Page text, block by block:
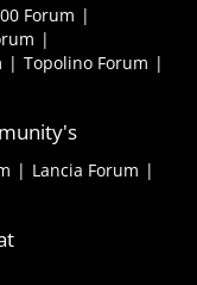
Forum
Topolino Forum
Lancia Forum